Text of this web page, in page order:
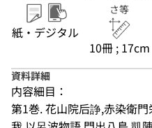
紙・デジタル
さ等
10冊 ; 17cm
資料詳細
内容細目：
第1巻. 花山院后諍,赤染衛